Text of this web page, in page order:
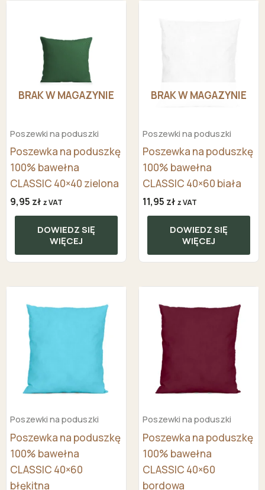
BRAK W MAGAZYNIE
Poszewki na poduszki
Poszewka na poduszkę
100% bawełna
CLASSIC 40×40 zielona
9,95 zł z VAT
DOWIEDZ SIĘ
WIĘCEJ
BRAK W MAGAZYNIE
Poszewki na poduszki
Poszewka na poduszkę
100% bawełna
CLASSIC 40×60 biała
11,95 zł z VAT
DOWIEDZ SIĘ
WIĘCEJ
Poszewki na poduszki
Poszewka na poduszkę
100% bawełna
CLASSIC 40×60
błękitna
Poszewki na poduszki
Poszewka na poduszkę
100% bawełna
CLASSIC 40×60
bordowa